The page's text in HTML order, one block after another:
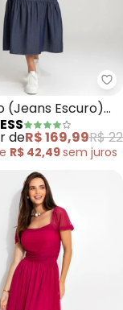
(Bege) em
(Jeans Escuro)
deR$ 169,99R$
R$ 42,49sem juros